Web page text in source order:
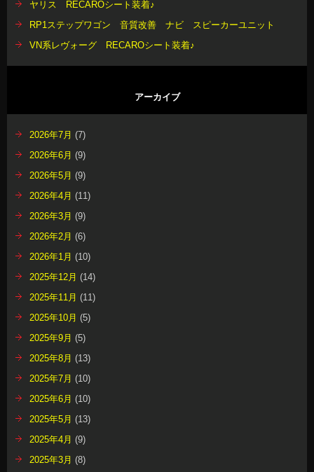
ヤリス RECAROシート装着♪
RP1ステップワゴン 音質改善 ナビ スピーカーユニット
VN系レヴォーグ RECAROシート装着♪
アーカイブ
2026年7月 (7)
2026年6月 (9)
2026年5月 (9)
2026年4月 (11)
2026年3月 (9)
2026年2月 (6)
2026年1月 (10)
2025年12月 (14)
2025年11月 (11)
2025年10月 (5)
2025年9月 (5)
2025年8月 (13)
2025年7月 (10)
2025年6月 (10)
2025年5月 (13)
2025年4月 (9)
2025年3月 (8)